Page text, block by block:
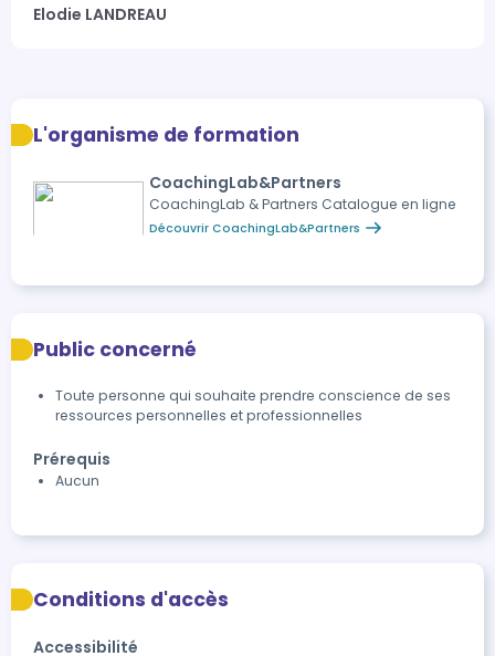
Elodie LANDREAU
L'organisme de formation
CoachingLab&Partners
CoachingLab & Partners Catalogue en ligne
Découvrir CoachingLab&Partners
Public concerné
Toute personne qui souhaite prendre conscience de ses
ressources personnelles et professionnelles
Prérequis
Aucun
Conditions d'accès
Accessibilité